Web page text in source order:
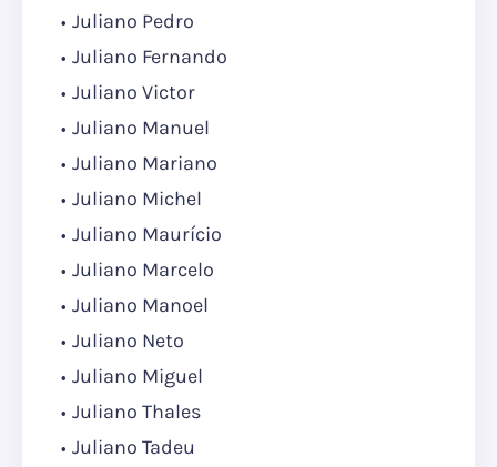
Juliano Pedro
Juliano Fernando
Juliano Victor
Juliano Manuel
Juliano Mariano
Juliano Michel
Juliano Maurício
Juliano Marcelo
Juliano Manoel
Juliano Neto
Juliano Miguel
Juliano Thales
Juliano Tadeu